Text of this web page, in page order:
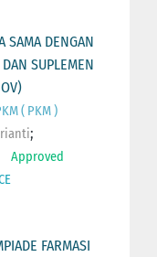
SAMA DENGAN
SUPLEMEN
( PKM )
;
Approved
FARMASI